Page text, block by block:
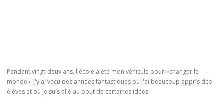
Pendant vingt-deux ans, l'école a été mon véhicule pour «changer le
monde». J'y ai vécu des années fantastiques où j'ai beaucoup appris des
élèves et où je suis allé au bout de certaines idées.